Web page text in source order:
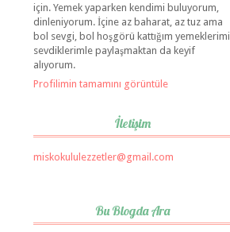
için. Yemek yaparken kendimi buluyorum,
dinleniyorum. İçine az baharat, az tuz ama
bol sevgi, bol hoşgörü kattığım yemeklerimi
sevdiklerimle paylaşmaktan da keyif
alıyorum.
Profilimin tamamını görüntüle
İletişim
miskokululezzetler@gmail.com
Bu Blogda Ara